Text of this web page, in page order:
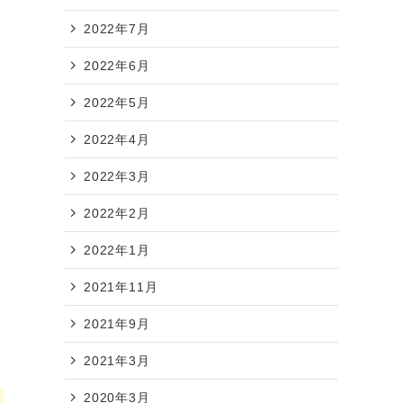
2022年7月
2022年6月
2022年5月
2022年4月
2022年3月
2022年2月
2022年1月
2021年11月
2021年9月
2021年3月
2020年3月